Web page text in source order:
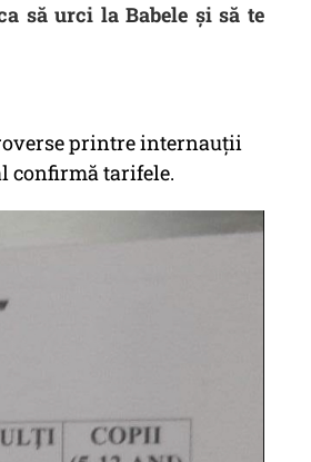
să urci la Babele și să te
printre internauții
confirmă tarifele.